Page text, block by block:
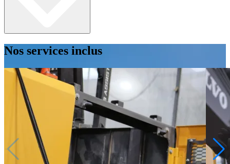
Nos services inclus